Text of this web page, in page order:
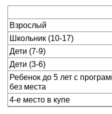
Взрослый
Школьник (10-17)
Дети (7-9)
Дети (3-6)
Ребенок до 5 лет с
без места
4-е место в купе